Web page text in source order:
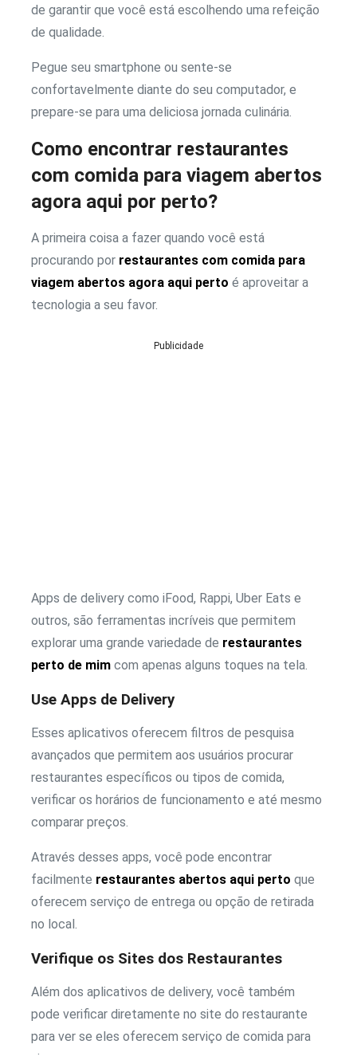
de garantir que você está escolhendo uma refeição
de qualidade.
Pegue seu smartphone ou sente-se
confortavelmente diante do seu computador, e
prepare-se para uma deliciosa jornada culinária.
Como encontrar restaurantes
com comida para viagem abertos
agora aqui por perto?
A primeira coisa a fazer quando você está
procurando por restaurantes com comida para
viagem abertos agora aqui perto é aproveitar a
tecnologia a seu favor.
Publicidade
Apps de delivery como iFood, Rappi, Uber Eats e
outros, são ferramentas incríveis que permitem
explorar uma grande variedade de restaurantes
perto de mim com apenas alguns toques na tela.
Use Apps de Delivery
Esses aplicativos oferecem filtros de pesquisa
avançados que permitem aos usuários procurar
restaurantes específicos ou tipos de comida,
verificar os horários de funcionamento e até mesmo
comparar preços.
Através desses apps, você pode encontrar
facilmente restaurantes abertos aqui perto que
oferecem serviço de entrega ou opção de retirada
no local.
Verifique os Sites dos Restaurantes
Além dos aplicativos de delivery, você também
pode verificar diretamente no site do restaurante
para ver se eles oferecem serviço de comida para